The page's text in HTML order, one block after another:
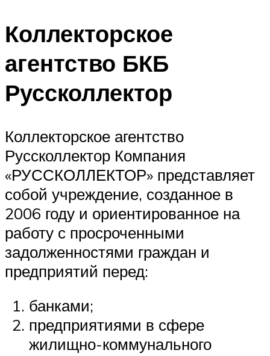
Коллекторское
агентство БКБ
Руссколлектор
Коллекторское агентство
Руссколлектор Компания
«РУССКОЛЛЕКТОР» представляет
собой учреждение, созданное в
2006 году и ориентированное на
работу с просроченными
задолженностями граждан и
предприятий перед:
банками;
предприятиями в сфере
жилищно-коммунального